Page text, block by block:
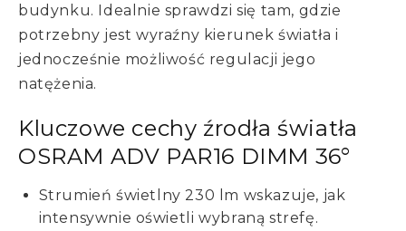
budynku. Idealnie sprawdzi się tam, gdzie
potrzebny jest wyraźny kierunek światła i
jednocześnie możliwość regulacji jego
natężenia.
Kluczowe cechy źrodła światła
OSRAM ADV PAR16 DIMM 36°
Strumień świetlny 230 lm wskazuje, jak
intensywnie oświetli wybraną strefę.